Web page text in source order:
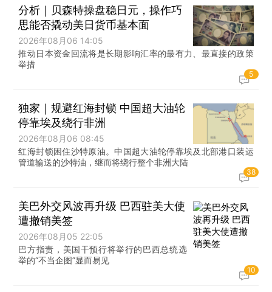
分析｜贝森特操盘稳日元，操作巧
思能否撬动美日货币基本面
2026年08月06 14:05
推动日本资金回流将是长期影响汇率的最有力、最直接的政策
举措
5
独家｜规避红海封锁 中国超大油轮
停靠埃及绕行非洲
2026年08月06 08:45
红海封锁困住沙特原油。中国超大油轮停靠埃及北部港口装运
管道输送的沙特油，继而将绕行整个非洲大陆
38
美巴外交风波再升级 巴西驻美大使
遭撤销美签
2026年08月05 22:05
巴方指责，美国干预行将举行的巴西总统选
举的“不当企图”显而易见
10